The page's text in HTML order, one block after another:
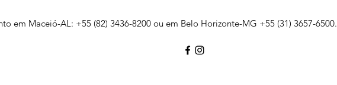
em Maceió-AL: +55 (82) 3436-8200 ou em Belo Horizonte-MG +55 (31) 3657-6500.